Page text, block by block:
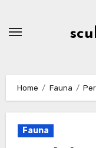
Home Fauna
Fauna